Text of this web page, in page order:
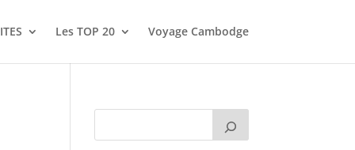
Les TOP 20 Voyage Cambodge